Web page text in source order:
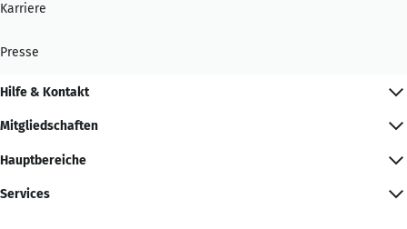
Karriere
Presse
Hilfe & Kontakt
Mitgliedschaften
Hauptbereiche
Services